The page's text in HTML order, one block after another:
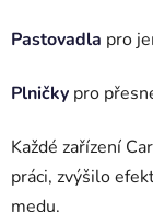
Pastovadla pro
Plničky pro
Každé zařízení
práci, zvýšilo
medu.